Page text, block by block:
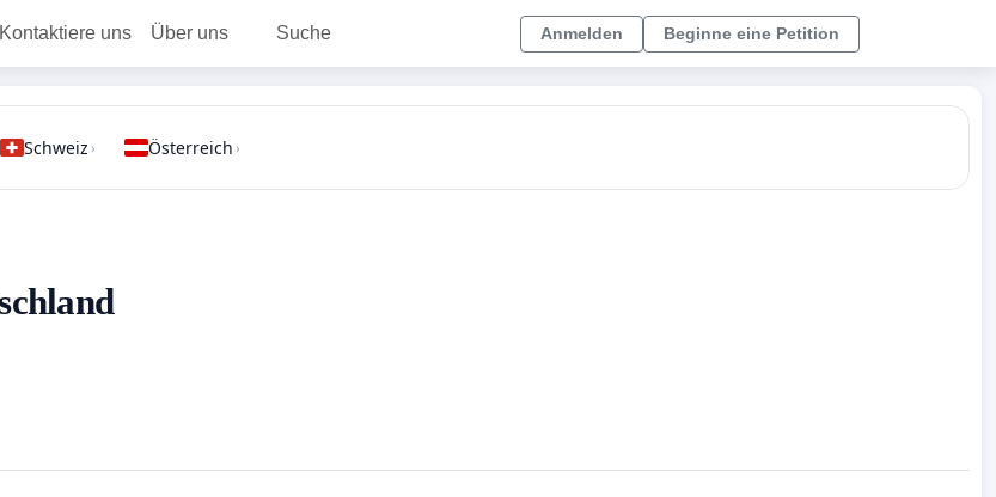
Kontaktiere uns Über uns Suche Anmelden Beginne eine Petition
Schweiz › Österreich ›